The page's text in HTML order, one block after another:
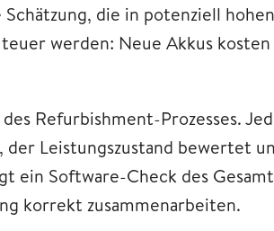
die in potenziell
werden: Neue Akkus
Refurbishment-Prozesses.
, der Leistungszustand bewertet
Software-Check des
korrekt zusammenarbeiten.